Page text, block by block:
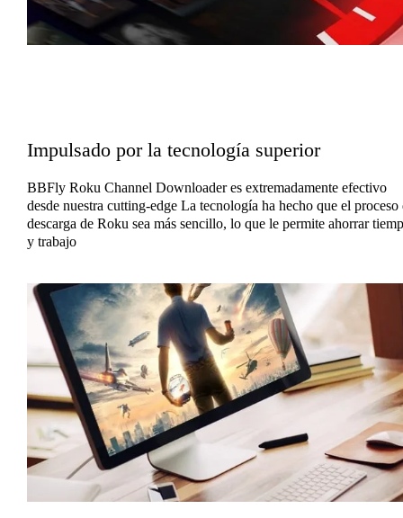
Impulsado por la tecnología superior
BBFly Roku Channel Downloader es extremadamente efectivo
desde nuestra cutting-edge La tecnología ha hecho que el proceso
descarga de Roku sea más sencillo, lo que le permite ahorrar
y trabajo